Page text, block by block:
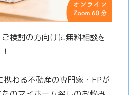
検討の方向けに無料相談を
携わる不動産の専門家・FPが